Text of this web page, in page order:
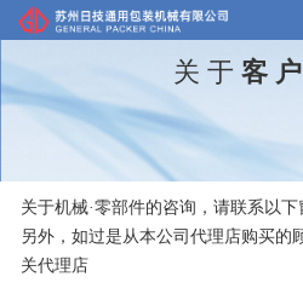
首页
产品中心
我们的优势
关 于 客 户
关于机械·零部件的咨询，请联系以下
另外，如过是从本公司代理店购买的
关代理店